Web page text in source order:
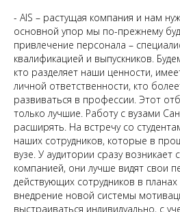
- AIS – растущая компания и нам
основной упор мы по-прежнему
привлечение персонала –
квалификацией и выпускников.
кто разделяет наши ценности,
личной ответственности, кто
развиваться в профессии. Этот
только лучшие. Работу с вузами
расширять. На встречу со
наших сотрудников, которые в
вузе. У аудитории сразу возникает
компанией, они лучше видят свои
действующих сотрудников в
внедрение новой системы
выстраиваться индивидуально, с